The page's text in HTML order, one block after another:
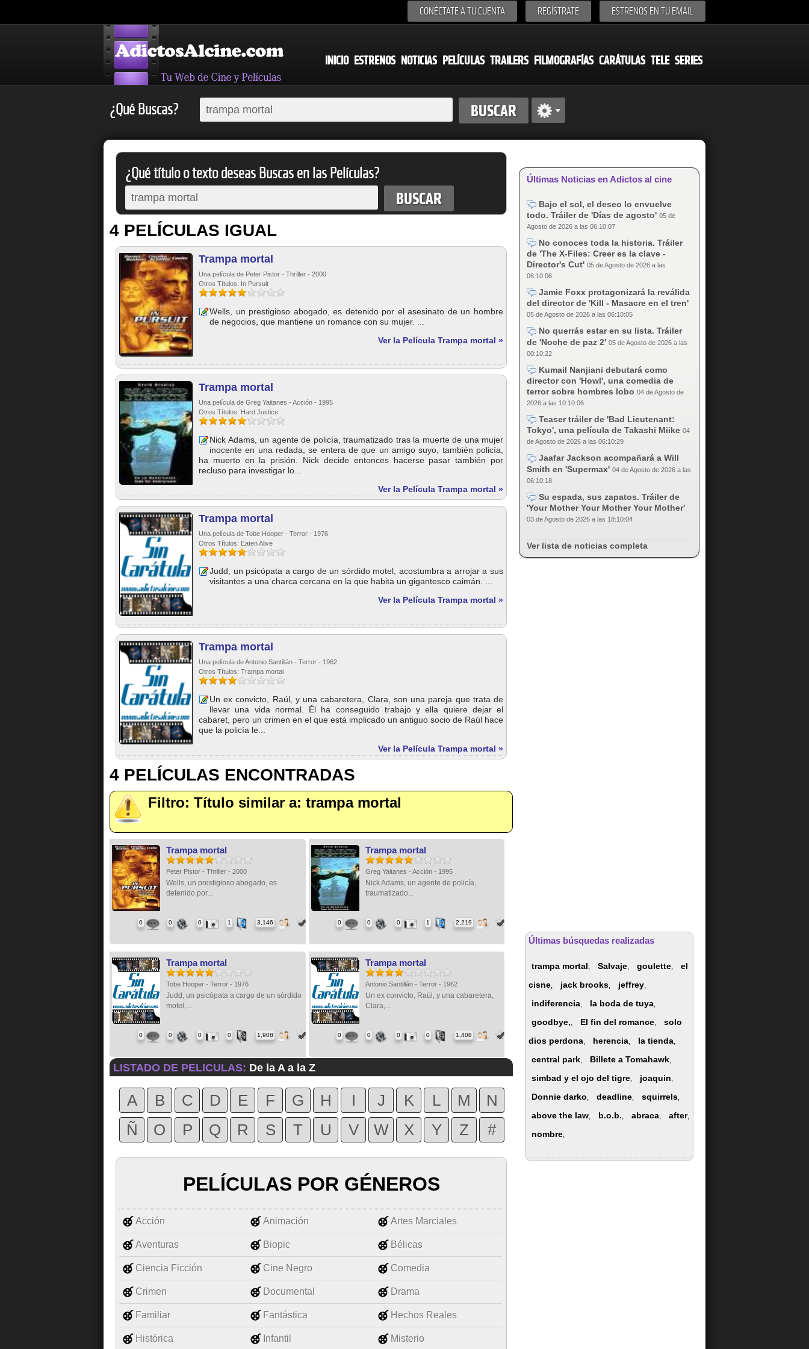
CONÉCTATE A TU CUENTA REGÍSTRATE ESTRENOS EN TU EMAIL
INICIO ESTRENOS NOTICIAS PELÍCULAS TRAILERS FILMOGRAFÍAS CARÁTULAS TELE SERIES
¿Qué Buscas?
¿Qué título o texto deseas Buscas en las Películas?
4 PELÍCULAS IGUAL
Trampa mortal
Una película de Peter Pistor - Thriller - 2000
Otros Títulos: In Pursuit
Wells, un prestigioso abogado, es detenido por el asesinato de un hombre
de negocios, que mantiene un romance con su mujer. ...
Ver la Película Trampa mortal »
Trampa mortal
Una película de Greg Yaitanes - Acción - 1995
Otros Títulos: Hard Justice
Nick Adams, un agente de policía, traumatizado tras la muerte de una mujer
inocente en una redada, se entera de que un amigo suyo, también policía,
ha muerto en la prisión. Nick decide entonces hacerse pasar también por
recluso para investigar lo...
Ver la Película Trampa mortal »
Trampa mortal
Una película de Tobe Hooper - Terror - 1976
Otros Títulos: Eaten Alive
Judd, un psicópata a cargo de un sórdido motel, acostumbra a arrojar a sus
visitantes a una charca cercana en la que habita un gigantesco caimán. ...
Ver la Película Trampa mortal »
Trampa mortal
Una película de Antonio Santillán - Terror - 1962
Otros Títulos: Trampa mortal
Un ex convicto, Raúl, y una cabaretera, Clara, son una pareja que trata de
llevar una vida normal. Él ha conseguido trabajo y ella quiere dejar el
cabaret, pero un crimen en el que está implicado un antiguo socio de Raúl hace
que la policía le...
Ver la Película Trampa mortal »
4 PELÍCULAS ENCONTRADAS
Filtro: Título similar a: trampa mortal
Trampa mortal
Peter Pistor - Thriller - 2000
Wells, un prestigioso abogado, es
detenido por...
0 0 0 1 3,146
Trampa mortal
Greg Yaitanes - Acción - 1995
Nick Adams, un agente de policía,
traumatizado...
0 0 0 1 2,219
Trampa mortal
Tobe Hooper - Terror - 1976
Judd, un psicópata a cargo de un sórdido
motel,...
0 0 0 0 1,908
Trampa mortal
Antonio Santillán - Terror - 1962
Un ex convicto, Raúl, y una cabaretera,
Clara,...
0 0 0 0 1,408
LISTADO DE PELICULAS: De la A a la Z
A B C D E F G H I J K L M
N
Ñ
O P Q R S T U V W X Y Z #
PELÍCULAS POR GÉNEROS
Acción Animación Artes Marciales
Aventuras Biopic Bélicas
Ciencia Ficción Cine Negro Comedia
Crimen Documental Drama
Familiar Fantástica Hechos Reales
Histórica Infantil Misterio
Últimas Noticias en Adictos al cine
Bajo el sol, el deseo lo envuelve
todo. Tráiler de 'Días de agosto' 05 de
Agosto de 2026 a las 06:10:07
No conoces toda la historia. Tráiler
de 'The X-Files: Creer es la clave -
Director's Cut' 05 de Agosto de 2026 a las
06:10:06
Jamie Foxx protagonizará la reválida
del director de 'Kill - Masacre en el tren'
05 de Agosto de 2026 a las 06:10:05
No querrás estar en su lista. Tráiler
de 'Noche de paz 2' 05 de Agosto de 2026 a las
00:10:22
Kumail Nanjiani debutará como
director con 'Howl', una comedia de
terror sobre hombres lobo 04 de Agosto de
2026 a las 10:10:06
Teaser tráiler de 'Bad Lieutenant:
Tokyo', una película de Takashi Miike 04
de Agosto de 2026 a las 06:10:29
Jaafar Jackson acompañará a Will
Smith en 'Supermax' 04 de Agosto de 2026 a las
06:10:18
Su espada, sus zapatos. Tráiler de
'Your Mother Your Mother Your Mother'
03 de Agosto de 2026 a las 18:10:04
Ver lista de noticias completa
Últimas búsquedas realizadas
trampa mortal, Salvaje, goulette,
el
cisne, jack brooks, jeffrey,
indiferencia, la boda de tuya,
goodbye,, El fin del romance,
solo
dios perdona, herencia, la tienda,
central park, Billete a Tomahawk,
simbad y el ojo del tigre, joaquin,
Donnie darko, deadline, squirrels,
above the law, b.o.b., abraca, after,
nombre,